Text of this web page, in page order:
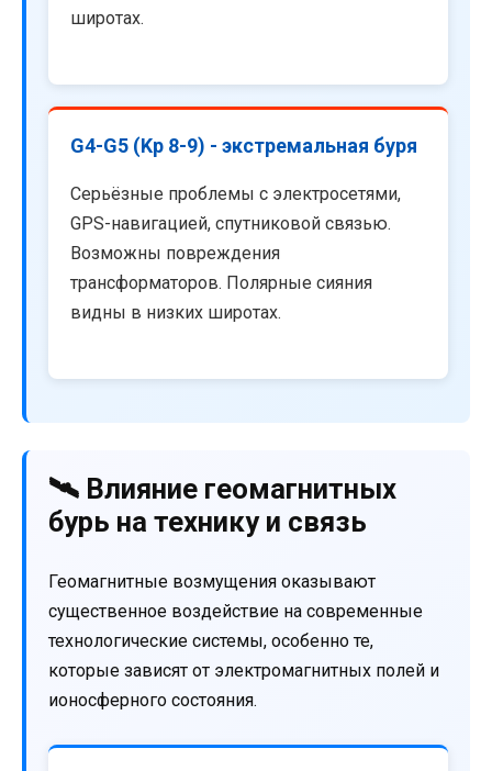
широтах.
G4-G5 (Kp 8-9) - экстремальная буря
Серьёзные проблемы с электросетями,
GPS-навигацией, спутниковой связью.
Возможны повреждения
трансформаторов. Полярные сияния
видны в низких широтах.
🛰️ Влияние геомагнитных
бурь на технику и связь
Геомагнитные возмущения оказывают
существенное воздействие на современные
технологические системы, особенно те,
которые зависят от электромагнитных полей и
ионосферного состояния.